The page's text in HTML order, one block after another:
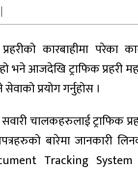
कारबाहीमा परेका
भने आजदेखि ट्राफिक प्रहरी
प्रयोग गर्नुहोस ।
चालकहरुलाई ट्राफिक
बारेमा जानकारी
Tracking System